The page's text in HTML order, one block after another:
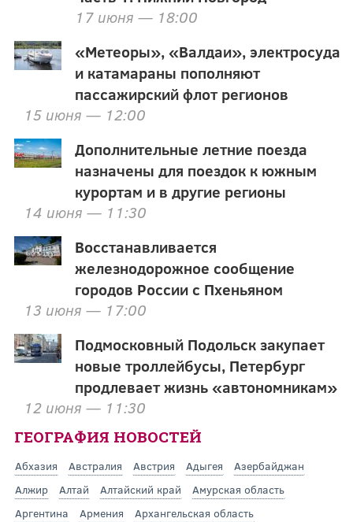
17 июня — 18:00
«Метеоры», «Валдаи», электросуда
и катамараны пополняют
пассажирский флот регионов
15 июня — 12:00
Дополнительные летние поезда
назначены для поездок к южным
курортам и в другие регионы
14 июня — 11:30
Восстанавливается
железнодорожное сообщение
городов России с Пхеньяном
13 июня — 17:00
Подмосковный Подольск закупает
новые троллейбусы, Петербург
продлевает жизнь «автономникам»
12 июня — 11:30
ГЕОГРАФИЯ НОВОСТЕЙ
Абхазия Австралия Австрия Адыгея
Азербайджан
Алжир
Алтай Алтайский край
Амурская область
Аргентина
Армения
Архангельская область